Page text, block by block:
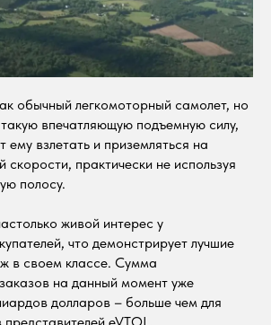
обычный легкомоторный самолет, но
впечатляющую подъемную силу,
ему взлетать и приземляться на
скорости, практически не используя
полосу.
живой интерес у
что демонстрирует лучшие
в своем классе. Сумма
на данный момент уже
долларов – больше чем для